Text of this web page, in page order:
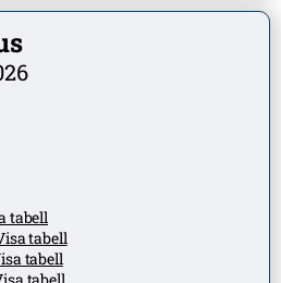
tabell
tabell
tabell